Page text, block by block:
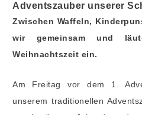
Adventszauber unserer
Zwischen Waffeln,
wir gemeinsam und
Weihnachtszeit ein.
Am Freitag vor dem 1.
unserem traditionellen